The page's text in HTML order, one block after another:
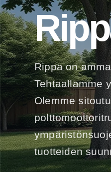
Rippa on
Tehtaallamme
Olemme
tuotteiden